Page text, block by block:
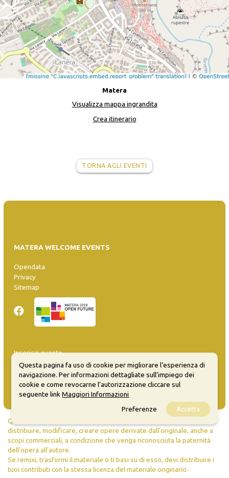
Matera
Visualizza mappa ingrandita
Crea itinerario
TORNA AGLI EVENTI
MATERA WELCOME EVENTS
Opendata
Privacy
Sitemap
Inserisci evento
Guida
FAQ
info@materaevents.it
Quanto realizzato è sottoposto a licenza CC-BY-SA che permette di
distribuire, modificare, creare opere derivate dall'originale, anche a
scopi commerciali, a condizione che venga riconosciuta la paternità
dell'opera all'autore.
Se remixi, trasformi il materiale o ti basi su di esso, devi distribuire i
tuoi contributi con la stessa licenza del materiale originario.
Questa pagina fa uso di cookie per migliorare l’esperienza di
navigazione. Per informazioni dettagliate sull’impiego dei
cookie e come revocarne l’autorizzazione cliccare sul
seguente linkMaggiori Informazioni
Preferenze
Accetta